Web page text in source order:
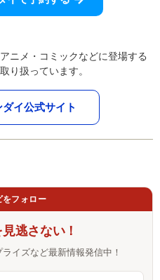
ニメ・コミックなどに登場する
り扱っています。
イ公式サイト
をフォロー
逃さない！
イズなど最新情報発信中！